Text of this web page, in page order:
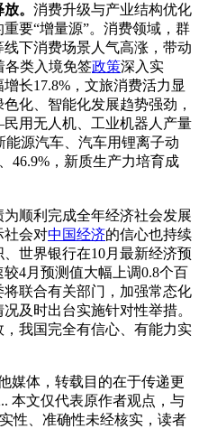
。 消费升级与产业结构优化
要“增量源”。消费领域，群
下消费场景人气高涨，带动
各类入境免签政策深入实
长17.8%，文旅消费活力显
化、智能化发展趋势强劲，
用无人机、工业机器人产量
能源汽车、汽车用锂离子动
46.9%，新质生产力培育成
顺利完成全年经济社会发展
社会对中国经济的信心也持续
世界银行在10月最新经济预
4月预测值大幅上调0.8个百
联合有关部门，加强常态化
及时出台实施针对性举措。
我国完全有信心、有能力实
媒体，转载目的在于传递更
本文仅代表原作者观点，与
性、准确性未经核实，读者